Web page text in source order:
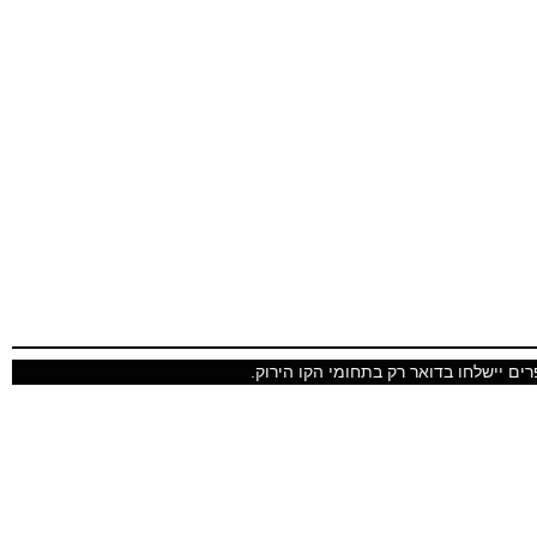
יישלחו בדואר רק בתחומי הקו הירוק.